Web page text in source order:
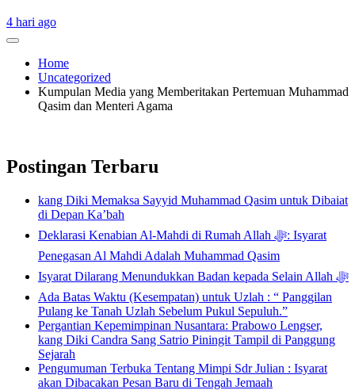
4 hari ago
Home
Uncategorized
Kumpulan Media yang Memberitakan Pertemuan Muhammad
Qasim dan Menteri Agama
Postingan Terbaru
kang Diki Memaksa Sayyid Muhammad Qasim untuk Dibaiat
di Depan Ka’bah
Deklarasi Kenabian Al-Mahdi di Rumah Allah ﷻ: Isyarat
Penegasan Al Mahdi Adalah Muhammad Qasim
Isyarat Dilarang Menundukkan Badan kepada Selain Allah ﷻ
Ada Batas Waktu (Kesempatan) untuk Uzlah : “ Panggilan
Pulang ke Tanah Uzlah Sebelum Pukul Sepuluh.”
Pergantian Kepemimpinan Nusantara: Prabowo Lengser,
kang Diki Candra Sang Satrio Piningit Tampil di Panggung
Sejarah
Pengumuman Terbuka Tentang Mimpi Sdr Julian : Isyarat
akan Dibacakan Pesan Baru di Tengah Jemaah